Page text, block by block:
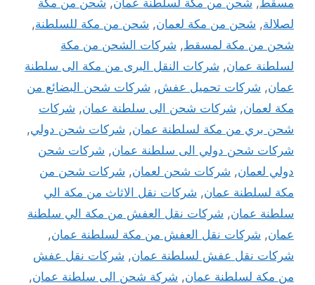
مسقط, شحن من مكة لسلطنة عمان, شحن من مكة
لصلالة, شحن من مكة لعمان, شحن من مكة للسلطنة,
شحن من مكة لمسقط, شركات الشحن من مكة
لسلطنة عمان, شركات النقل البرى من مكة الى سلطنة
عمان, شركات تحميل عفش, شركات شحن البضائع من
مكة لعمان, شركات شحن الى سلطنة عمان, شركات
شحن بري من مكة لسلطنة عمان, شركات شحن دولي,
شركات شحن دولي الى سلطنة عمان, شركات شحن
دولي لعمان, شركات شحن لعمان, شركات شحن من
مكة لسلطنة عمان, شركات نقل الاثاث من مكة الي
سلطنة عمان, شركات نقل العفش من مكة الي سلطنة
عمان, شركات نقل العفش من مكة لسلطنة عمان,
شركات نقل عفش لسلطنة عمان, شركات نقل عفش
من مكة لسلطنة عمان, شركة شحن الى سلطنة عمان,